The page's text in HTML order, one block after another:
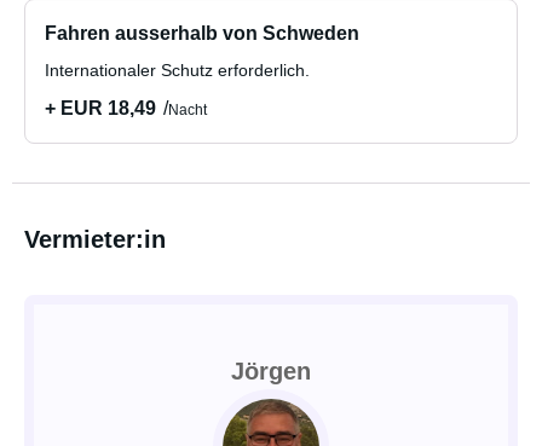
Fahren ausserhalb von Schweden
Internationaler Schutz erforderlich.
+ EUR 18,49 Nacht
Vermieter:in
Jörgen